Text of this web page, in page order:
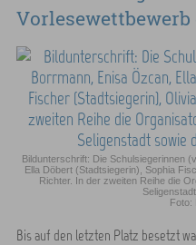
Bildunterschrift: Die Schulsiegerinnen
Ella Döbert (Stadtsiegerin), Sophia
Richter. In der zweiten Reihe die
Foto:
Bis auf den letzten Platz besetzt